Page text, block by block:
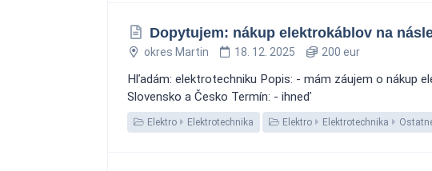
Dopytujem: nákup elektrokáblov na
okres Martin 18. 12. 2025 200 eur
Hľadám: elektrotechniku Popis: - mám záujem o nákup
Slovensko a Česko Termín: - ihneď
Elektro Elektrotechnika Elektro Elektrotechnika